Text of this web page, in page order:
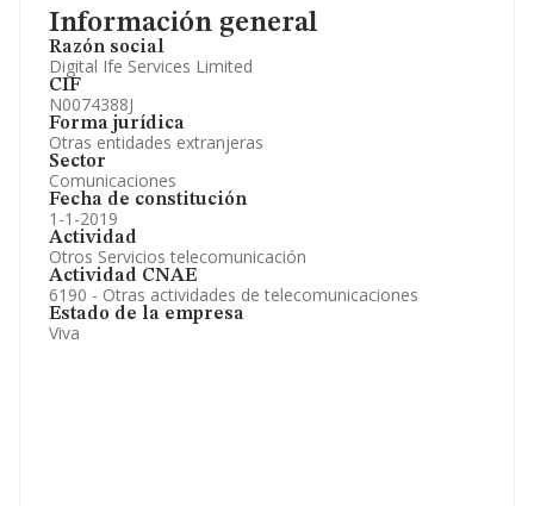
Información general
Razón social
Digital Ife Services Limited
CIF
N0074388J
Forma jurídica
Otras entidades extranjeras
Sector
Comunicaciones
Fecha de constitución
1-1-2019
Actividad
Otros Servicios telecomunicación
Actividad CNAE
6190 - Otras actividades de telecomunicaciones
Estado de la empresa
Viva
Información oficial y registral complementaria.